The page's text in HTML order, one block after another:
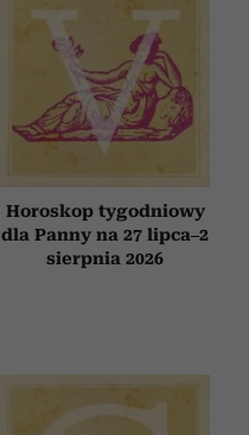
Horoskop tygodniowy
dla Panny na 27 lipca–2
sierpnia 2026